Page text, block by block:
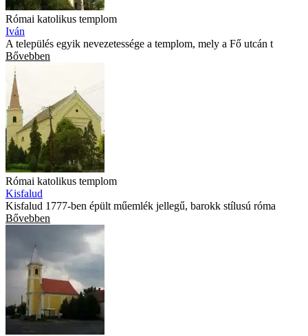
Római katolikus templom
Iván
A település egyik nevezetessége a templom, mely a Fő utcán t
Bővebben
Római katolikus templom
Kisfalud
Kisfalud 1777-ben épült műemlék jellegű, barokk stílusú róma
Bővebben